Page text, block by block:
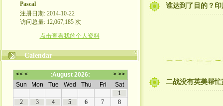
Pascal
注册日期: 2014-10-22
访问总量: 12,067,185 次
点击查看我的个人资料
Calendar
谁达到了目的？
二战没有英美帮